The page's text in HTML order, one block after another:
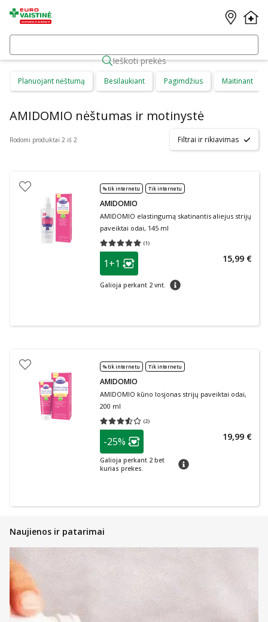
Ieškoti prekės
Planuojant nėštumą Besilaukiant Pagimdžius Maitinant
AMIDOMIO nėštumas ir motinystė
Rodomi produktai 2 iš 2 Filtrai ir rikiavimas
% tik internetu Tik internetu
AMIDOMIO
AMIDOMIO elastingumą skatinantis aliejus strijų
paveiktai odai, 145 ml
(1)
Vidutinis įvertinimas 5.00
patarimas
Lojalumo klubo narių nuolaida
1+1
Galioja perkant 2 vnt. patarimas
15,99 €
% tik internetu Tik internetu
AMIDOMIO
AMIDOMIO kūno losjonas strijų paveiktai odai,
200 ml
(2)
Vidutinis įvertinimas 3.50
patarimas
Lojalumo klubo narių nuolaida
-25%
Galioja perkant 2 bet
kurias prekes.
patarimas
19,99 €
Naujienos ir patarimai